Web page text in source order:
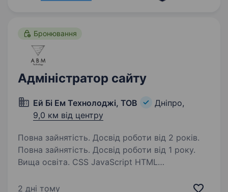
Бронювання
Адміністратор сайту
Ей Бі Ем Технолоджі, ТОВ
Дніпро,
9,0 км від центру
Повна зайнятість. Досвід роботи від 2 років.
Повна зайнятість. Досвід роботи від 1 року.
Вища освіта. CSS JavaScript HTML
Адміністрування сайту Технічна підтримка
2 дні тому